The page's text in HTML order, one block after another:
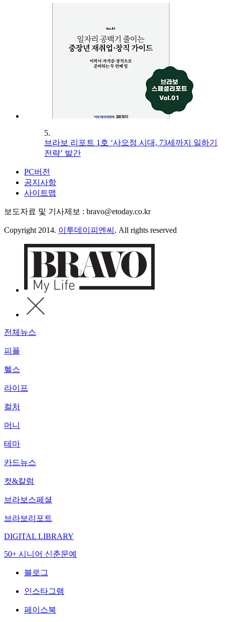
5.
브라보 리포트 1호 ‘사오정 시대, 73세까지 일하기
전략’ 발간
PC버전
공지사항
사이트맵
보도자료 및 기사제보 : bravo@etoday.co.kr
Copyright 2014. 이투데이피엔씨 . All rights reserved
전체뉴스
피플
헬스
라이프
컬처
머니
테마
카드뉴스
컷&칼럼
브라보스페셜
브라보리포트
DIGITAL LIBRARY
50+ 시니어 신춘문예
블로그
인스타그램
페이스북